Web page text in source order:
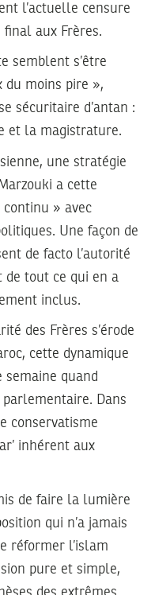
l’actuelle censure
final aux Frères.
semblent s’être
du moins pire »,
sécuritaire d’antan :
et la magistrature.
une stratégie
a cette
» avec
Une façon de
de facto l’autorité
de tout ce qui en a
inclus.
des Frères s’érode
cette dynamique
semaine quand
Dans
conservatisme
inhérent aux
de faire la lumière
qui n’a jamais
réformer l’islam
pure et simple,